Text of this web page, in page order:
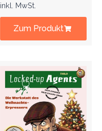
inkl. MwSt.
Zum Produkt